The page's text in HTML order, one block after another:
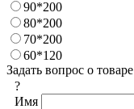
90*200
80*200
70*200
60*120
Задать вопрос о товаре
?
Имя